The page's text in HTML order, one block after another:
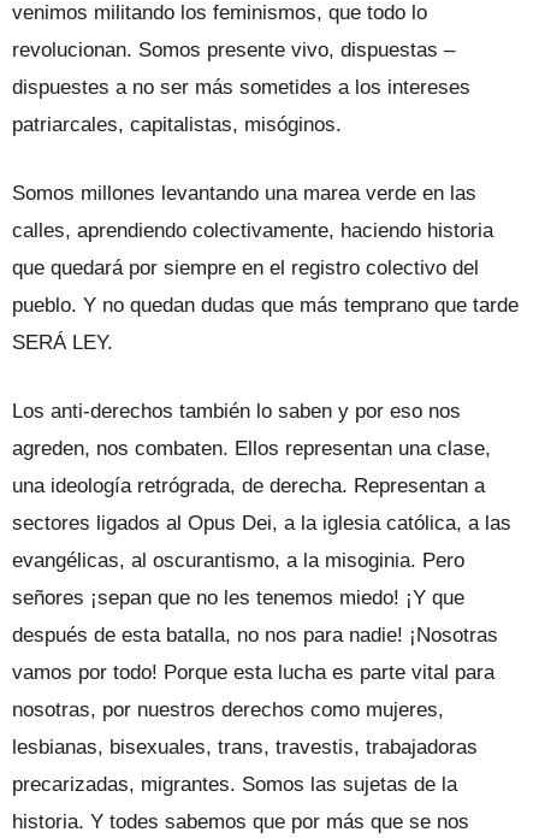
venimos militando los feminismos, que todo lo
revolucionan. Somos presente vivo, dispuestas –
dispuestes a no ser más sometides a los intereses
patriarcales, capitalistas, misóginos.
Somos millones levantando una marea verde en las
calles, aprendiendo colectivamente, haciendo historia
que quedará por siempre en el registro colectivo del
pueblo. Y no quedan dudas que más temprano que tarde
SERÁ LEY.
Los anti-derechos también lo saben y por eso nos
agreden, nos combaten. Ellos representan una clase,
una ideología retrógrada, de derecha. Representan a
sectores ligados al Opus Dei, a la iglesia católica, a las
evangélicas, al oscurantismo, a la misoginia. Pero
señores ¡sepan que no les tenemos miedo! ¡Y que
después de esta batalla, no nos para nadie! ¡Nosotras
vamos por todo! Porque esta lucha es parte vital para
nosotras, por nuestros derechos como mujeres,
lesbianas, bisexuales, trans, travestis, trabajadoras
precarizadas, migrantes. Somos las sujetas de la
historia. Y todes sabemos que por más que se nos